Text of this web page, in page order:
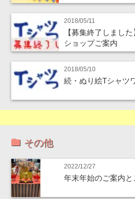
2018/05/11
【募集終了しまし
ショップご案内
2018/05/10
続・ぬり絵Tシャツ
その他
2022/12/27
年末年始のご案内と